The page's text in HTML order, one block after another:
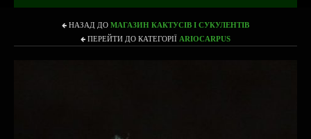
НАЗАД ДО МАГАЗИН КАКТУСІВ І СУКУЛЕНТІВ
ПЕРЕЙТИ ДО КАТЕГОРІЇ ARIOCARPUS